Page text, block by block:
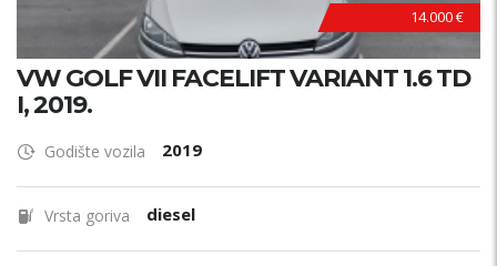
14.000 €
VW GOLF VII FACELIFT VARIANT 1.6 TD
I, 2019.
Godište vozila 2019
Vrsta goriva diesel